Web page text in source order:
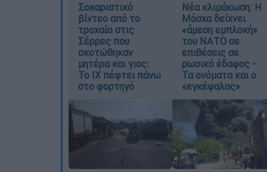
Σοκαριστικό
βίντεο από το
τροχαίο στις
Σέρρες που
σκοτώθηκαν
μητέρα και γιος:
Το ΙΧ πέφτει πάνω
στο φορτηγό
Νέα κλιμάκωση: Η
Μόσχα δείχνει
«άμεση εμπλοκή»
του ΝΑΤΟ σε
επιθέσεις σε
ρωσικό έδαφος -
Τα ονόματα και ο
«εγκέφαλος»